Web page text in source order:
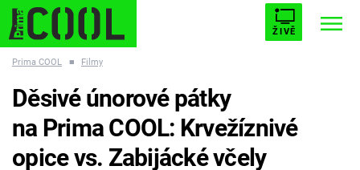
ŽIVĚ
ESCAPE PLNEJ KOTEL AVENGERS 5
Prima COOL ■ Filmy
Děsivé únorové pátky
na Prima COOL: Krvežíznivé
opice vs. Zabijácké včely